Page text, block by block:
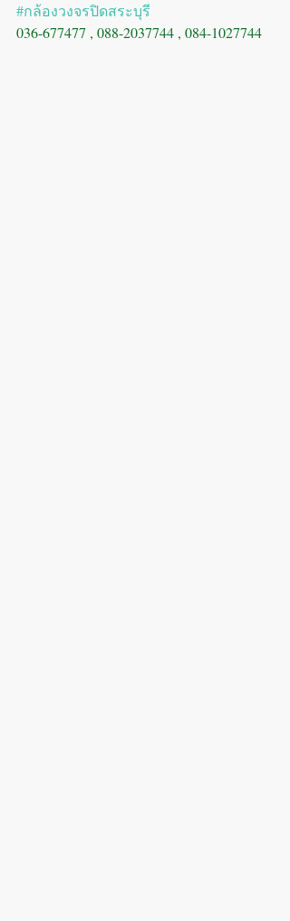
#กล้องวงจรปิดสระบุรี
036-677477 , 088-2037744 , 084-1027744